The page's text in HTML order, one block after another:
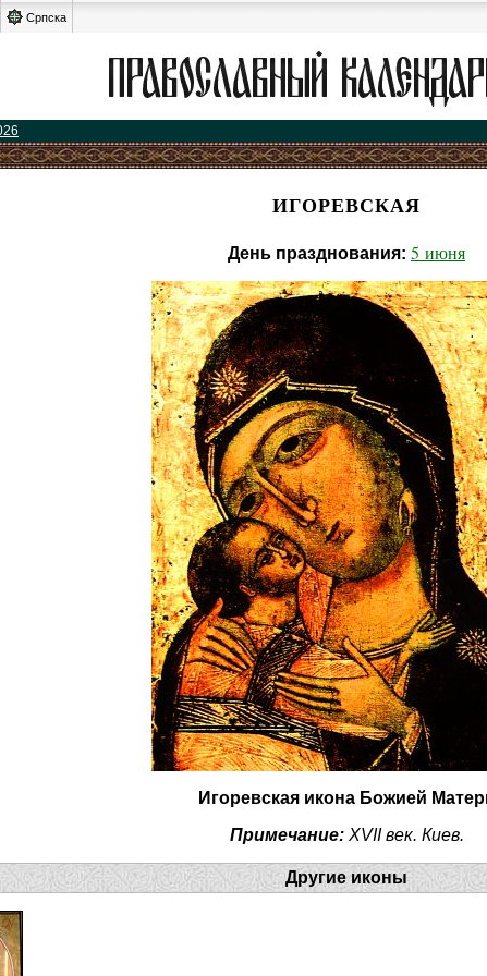
Српска
ИГОРЕВСКАЯ
День празднования: 5 июня
Игоревская икона Божией
Примечание:XVII век. Киев.
Другие иконы